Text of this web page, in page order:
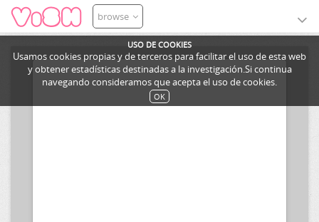
USO DE COOKIES
Usamos cookies propias y de terceros para facilitar el uso de esta web
y obtener estadísticas destinadas a la investigación.Si continua
navegando consideramos que acepta el uso de cookies.
OK
browse